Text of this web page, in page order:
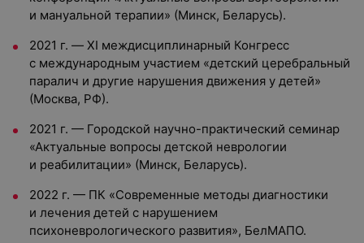
и мануальной терапии» (Минск, Беларусь).
2021 г. — XI междисциплинарный Конгресс
с международным участием «детский церебральный
паралич и другие нарушения движения у детей»
(Москва, РФ).
2021 г. — Городской научно-практический семинар
«Актуальные вопросы детской неврологии
и реабилитации» (Минск, Беларусь).
2022 г. — ПК «Современные методы диагностики
и лечения детей с нарушением
психоневрологического развития», БелМАПО.